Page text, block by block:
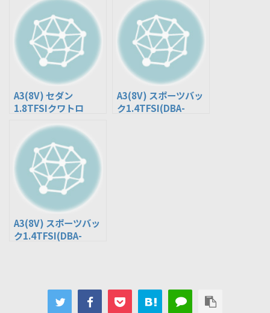
A3(8V) セダン
1.8TFSIクワトロ
A3(8V) スポーツバッ
ク1.4TFSI(DBA-
A3(8V) スポーツバッ
ク1.4TFSI(DBA-